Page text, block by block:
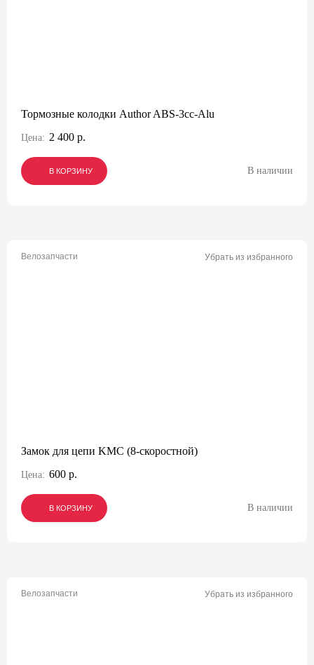
Тормозные колодки Author ABS-3cc-Alu
Цена: 2 400 р.
В КОРЗИНУ
В КОРЗИНУ
В КОРЗИНУ В наличии
Велозапчасти Убрать из избранного
Замок для цепи KMC (8-скоростной)
Цена: 600 р.
В КОРЗИНУ
В КОРЗИНУ
В КОРЗИНУ В наличии
Велозапчасти Убрать из избранного